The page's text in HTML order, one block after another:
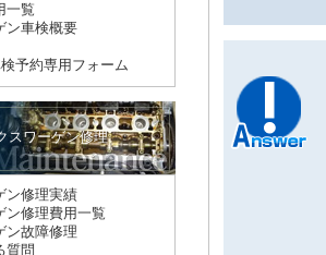
一覧
ン車検概要
予約専用フォーム
スワーゲン修理
ン修理実績
ン修理費用一覧
ン故障修理
質問